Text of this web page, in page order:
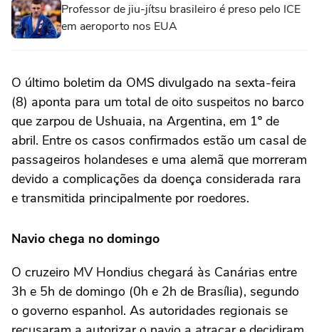
Professor de jiu-jítsu brasileiro é preso pelo ICE
em aeroporto nos EUA
O último boletim da OMS divulgado na sexta-feira
(8) aponta para um total de oito suspeitos no barco
que zarpou de Ushuaia, na Argentina, em 1º de
abril. Entre os casos confirmados estão um casal de
passageiros holandeses e uma alemã que morreram
devido a complicações da doença considerada rara
e transmitida principalmente por roedores.
Navio chega no domingo
O cruzeiro MV Hondius chegará às Canárias entre
3h e 5h de domingo (0h e 2h de Brasília), segundo
o governo espanhol. As autoridades regionais se